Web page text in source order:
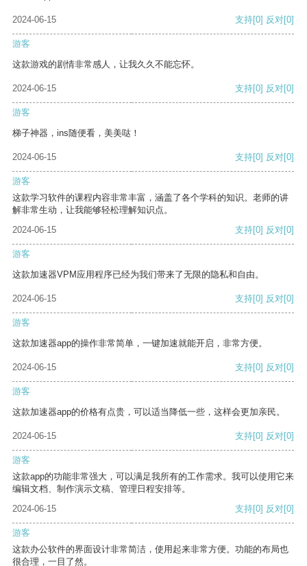
2024-06-15 支持[0] 反对[0]
游客
这款游戏的剧情非常感人，让我久久不能忘怀。
2024-06-15 支持[0] 反对[0]
游客
梯子神器，ins随便看，美美哒！
2024-06-15 支持[0] 反对[0]
游客
这款学习软件的课程内容非常丰富，涵盖了各个学科的知识。老师的讲
解非常生动，让我能够轻松理解知识点。
2024-06-15
支持[0] 反对[0]
游客
这款加速器VPM应用程序已经为我们带来了无限的隐私和自由。
2024-06-15 支持[0] 反对[0]
游客
这款加速器app的操作非常简单，一键加速就能开启，非常方便。
2024-06-15 支持[0] 反对[0]
游客
这款加速器app的价格有点贵，可以适当降低一些，这样会更加亲民。
2024-06-15 支持[0] 反对[0]
游客
这款app的功能非常强大，可以满足我所有的工作需求。我可以使用它来
编辑文档、制作演示文稿、管理日程安排等。
2024-06-15
支持[0] 反对[0]
游客
这款办公软件的界面设计非常简洁，使用起来非常方便。功能的布局也
很合理，一目了然。